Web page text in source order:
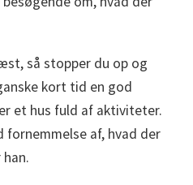
så stopper du op og
kort tid en god
et hus fuld af aktiviteter.
af, hvad der